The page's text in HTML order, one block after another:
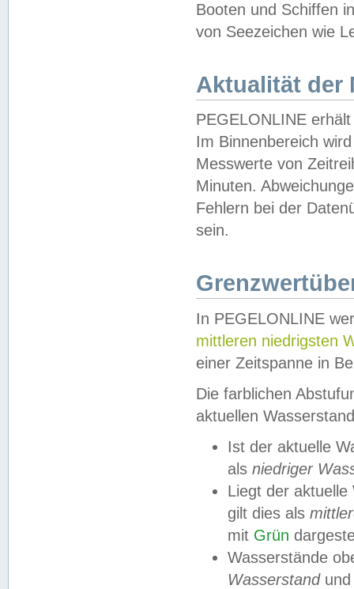
Booten und Schiffen
von Seezeichen wie
Aktualität der
PEGELONLINE
Im Binnenbereich
Messwerte von
Minuten.
Fehlern bei der
sein.
In PEGELONLINE
mittleren niedrigsten
einer Zeitspanne in
Die farblichen
aktuellen
Ist der aktuelle
als niedriger
Liegt der
gilt dies als
mit Grün
Wasserstände
Wasserstandund